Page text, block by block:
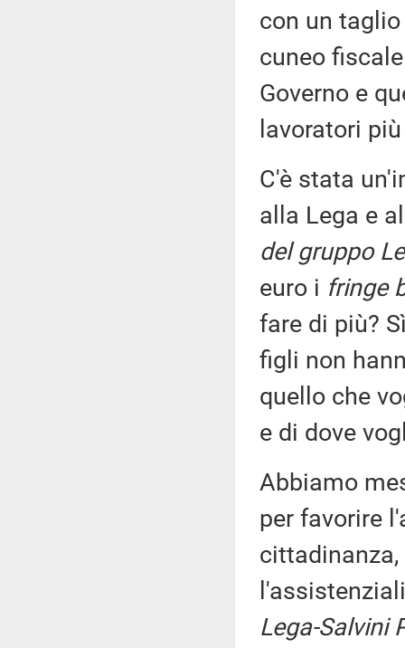
con un
cuneo
Governo e
lavoratori
C'è stata
alla Lega e
del gruppo
euro i fringe
fare di più?
figli non
quello che
e di dove
Abbiamo
per favorire
Lega-Salvini